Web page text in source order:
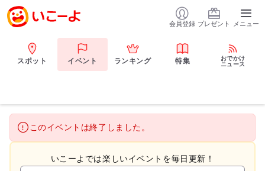
会員登録 プレゼント メニュー
スポット イベント ランキング 特集
おでかけ
ニュース
このイベントは終了しました。
いこーよでは楽しいイベントを毎日更新！